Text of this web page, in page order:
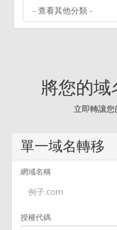
將您的域
立即轉讓
單一域名轉移
網域名稱
授權代碼